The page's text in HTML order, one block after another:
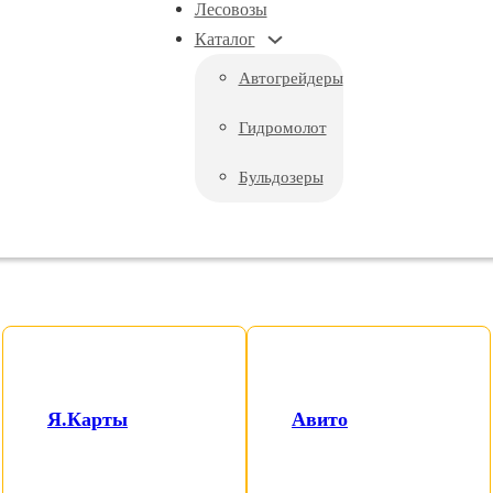
Лесовозы
Каталог
Автогрейдеры
Гидромолот
Бульдозеры
Я.Карты Авито